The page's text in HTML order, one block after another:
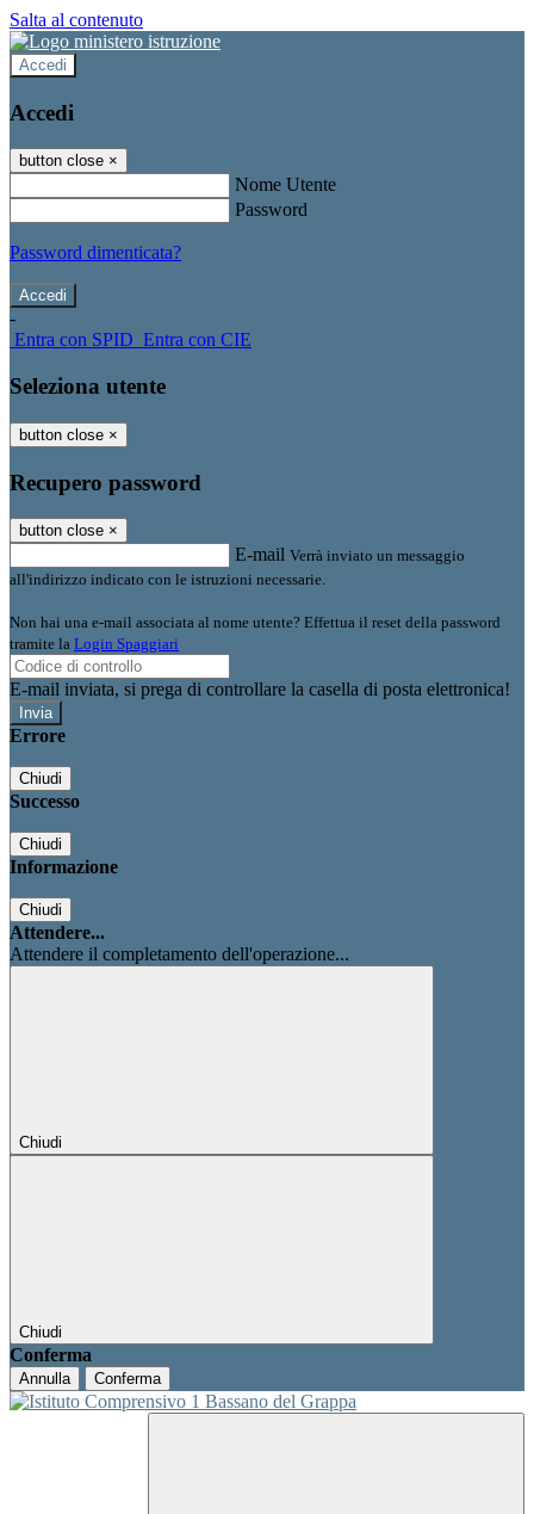
Salta al contenuto
Accedi
Accedi
button close ×
Nome Utente
Password
Password dimenticata?
-
Entra con SPID Entra con CIE
Seleziona utente
button close ×
Recupero password
button close ×
E-mail Verrà inviato un messaggio
all'indirizzo indicato con le istruzioni necessarie.
Non hai una e-mail associata al nome utente? Effettua il reset della password
tramite la Login Spaggiari
E-mail inviata, si prega di controllare la casella di posta elettronica!
Errore
Chiudi
Successo
Chiudi
Informazione
Chiudi
Attendere...
Attendere il completamento dell'operazione...
Chiudi
Chiudi
Conferma
Annulla Conferma